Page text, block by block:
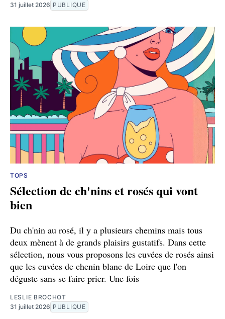
31 juillet 2026 PUBLIQUE
TOPS
Sélection de ch'nins et rosés qui vont
bien
Du ch'nin au rosé, il y a plusieurs chemins mais tous
deux mènent à de grands plaisirs gustatifs. Dans cette
sélection, nous vous proposons les cuvées de rosés ainsi
que les cuvées de chenin blanc de Loire que l'on
déguste sans se faire prier. Une fois
LESLIE BROCHOT
31 juillet 2026 PUBLIQUE